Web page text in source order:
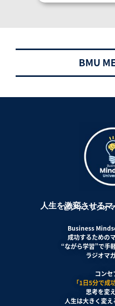
BMU
人生を激変させるマ
ビジネスラジオ
Business
成功するための
“ながら学習”で手
ラジオマ
コンセ
「1日5分で成
思考を変
人生は大きく変